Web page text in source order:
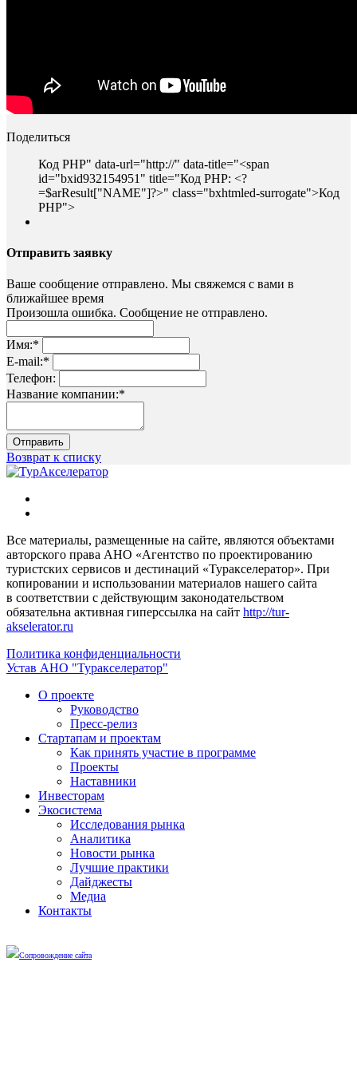
Поделиться
Код PHP" data-url="http://" data-title="<span
id="bxid932154951" title="Код PHP: <?
=$arResult["NAME"]?>" class="bxhtmled-surrogate">Код
PHP">
Отправить заявку
Ваше сообщение отправлено. Мы свяжемся с вами в
ближайшее время
Произошла ошибка. Сообщение не отправлено.
Имя:*
E-mail:*
Телефон:
Название компании:*
Отправить
Возврат к списку
Все материалы, размещенные на сайте, являются объектами
авторского права АНО «Агентство по проектированию
туристских сервисов и дестинаций «Туракселератор». При
копировании и использовании материалов нашего сайта
в соответствии с действующим законодательством
обязательна активная гиперссылка на сайт http://tur-
akselerator.ru
Политика конфиденциальности
Устав АНО "Туракселератор"
О проекте
Руководство
Пресс-релиз
Стартапам и проектам
Как принять участие в программе
Проекты
Наставники
Инвесторам
Экосистема
Исследования рынка
Аналитика
Новости рынка
Лучшие практики
Дайджесты
Медиа
Контакты
Сопровождение сайта